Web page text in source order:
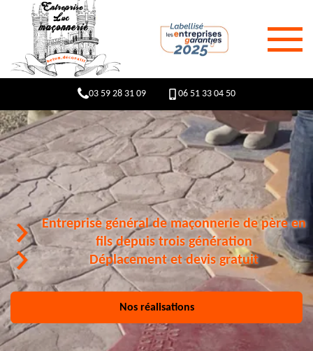
03 59 28 31 09 06 51 33 04 50
Entreprise général de maçonnerie de père en
fils depuis trois génération
Déplacement et devis gratuit
Nos réalisations